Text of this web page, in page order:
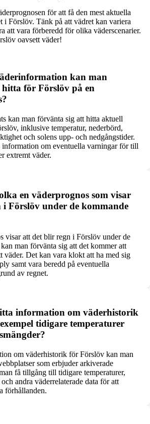
för att få den mest aktuella
i Förslöv. Tänk på att vädret kan variera
att vara förberedd för olika väderscenarier.
oavsett väder!
kan man
för Förslöv på en
kan man förvänta sig att hitta aktuell
inklusive temperatur, nederbörd,
och solens upp- och nedgångstider.
information om eventuella varningar för till
extremt väder.
en väderprognos som visar
Förslöv under de kommande
visar att det blir regn i Förslöv under de
man förvänta sig att det kommer att
väder. Det kan vara klokt att ha med sig
samt vara beredd på eventuella
av regnet.
information om väderhistorik
tidigare temperaturer
om väderhistorik för Förslöv kan man
som erbjuder arkiverade
få tillgång till tidigare temperaturer,
andra väderrelaterade data för att
förhållanden.